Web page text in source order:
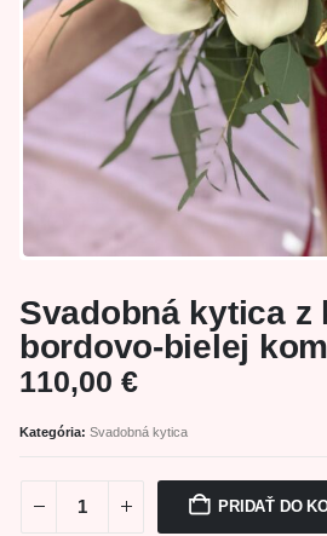
Svadobná kytica z
bordovo-bielej
110,00 €
Kategória: Svadobná kytica
PRIDAŤ DO